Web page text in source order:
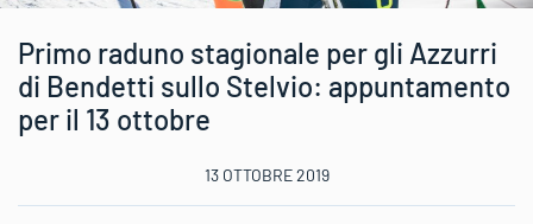
Primo raduno stagionale per gli Azzurri
di Bendetti sullo Stelvio: appuntamento
per il 13 ottobre
13 OTTOBRE 2019